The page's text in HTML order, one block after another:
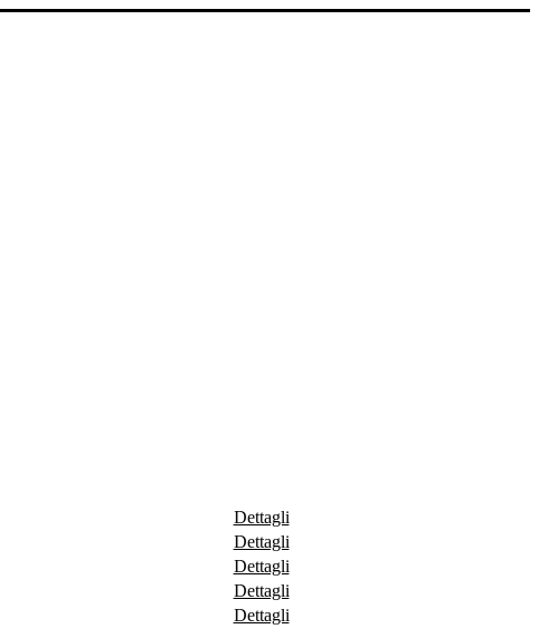
Dettagli
Dettagli
Dettagli
Dettagli
Dettagli